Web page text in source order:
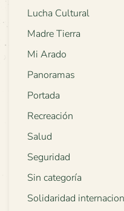
Lucha Cultural
Madre Tierra
Mi Arado
Panoramas
Portada
Recreación
Salud
Seguridad
Sin categoría
Solidaridad